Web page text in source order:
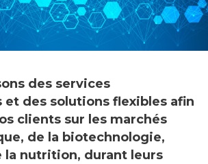
des services
et des solutions flexibles afin
clients sur les marchés
de la biotechnologie,
la nutrition, durant leurs